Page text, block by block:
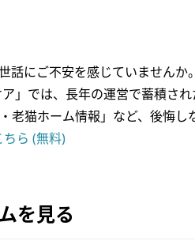
話にご不安を感じていませんか。
」では、長年の運営で蓄積さ
老猫ホーム情報」など、後悔し
ら (無料)
を見る